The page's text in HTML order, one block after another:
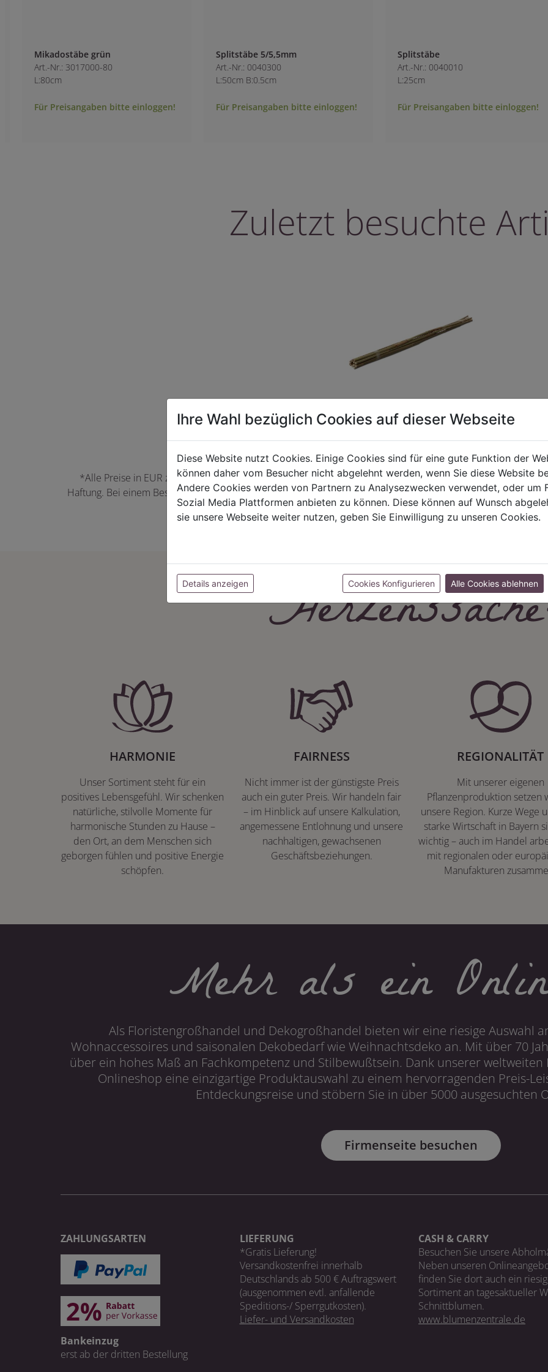
Mikadostäbe grün
Art.-Nr.: 3017000-80
L:80cm
Für Preisangaben bitte einloggen!
Splitstäbe 5/5,5mm
Art.-Nr.: 0040300
L:50cm B:0.5cm
Für Preisangaben bitte einloggen!
Splitstäbe
Art.-Nr.: 0040010
L:25cm
Für Preisangaben bitte einloggen!
Zuletzt besuchte
*Alle Preise in EUR zzgl. der jeweils gültigen Mehrwertsteuer und Versandkosten. Für Irrtümer und
Haftung. Bei einem Bestellwert unter 50,00 EUR behalten wir uns die Berechnung eines
können Farbabweichungen zwischen der Bildschirmdarstellung und dem
HARMONIE
Unser Sortiment steht für ein
positives Lebensgefühl. Wir schenken
natürliche, stilvolle Momente für
harmonische Stunden zu Hause –
den Ort, an dem Menschen sich
geborgen fühlen und positive Energie
schöpfen.
FAIRNESS
Nicht immer ist der günstigste Preis
auch ein guter Preis. Wir handeln fair
– im Hinblick auf unsere Kalkulation,
angemessene Entlohnung und unsere
nachhaltigen, gewachsenen
Geschäftsbeziehungen.
REGIONALITÄT
Mit unserer eigenen
Pflanzenproduktion setzen
unsere Region. Kurze Wege
starke Wirtschaft in Bayern
wichtig – auch im Handel
mit regionalen oder
Manufakturen
Mehr als ein
Als Floristengroßhandel und Dekogroßhandel bieten wir eine riesige Auswahl
Wohnaccessoires und saisonalen Dekobedarf wie Weihnachtsdeko an. Mit über 70
über ein hohes Maß an Fachkompetenz und Stilbewußtsein. Dank unserer
Onlineshop eine einzigartige Produktauswahl zu einem hervorragenden Preis-
Entdeckungsreise und stöbern Sie in über 5000 ausgesuchten
Firmenseite besuchen
ZAHLUNGSARTEN
Bankeinzug
erst ab der dritten Bestellung
LIEFERUNG
*Gratis Lieferung!
Versandkostenfrei innerhalb
Deutschlands ab 500 € Auftragswert
(ausgenommen evtl. anfallende
Speditions-/ Sperrgutkosten).
Liefer- und Versandkosten
CASH & CARRY
Besuchen Sie unsere
Neben unseren
finden Sie dort auch ein
Sortiment an tagesaktueller
Schnittblumen.
www.blumenzentrale.de
Ihre Wahl bezüglich Cookies auf dieser Webseite
Diese Website nutzt Cookies. Einige Cookies sind für eine gute Funktion der
können daher vom Besucher nicht abgelehnt werden, wenn Sie diese Website
Andere Cookies werden von Partnern zu Analysezwecken verwendet, oder um
Sozial Media Plattformen anbieten zu können. Diese können auf Wunsch
sie unsere Webseite weiter nutzen, geben Sie Einwilligung zu unseren Cookies.
Details anzeigen Cookies Konfigurieren Alle Cookies ablehnen